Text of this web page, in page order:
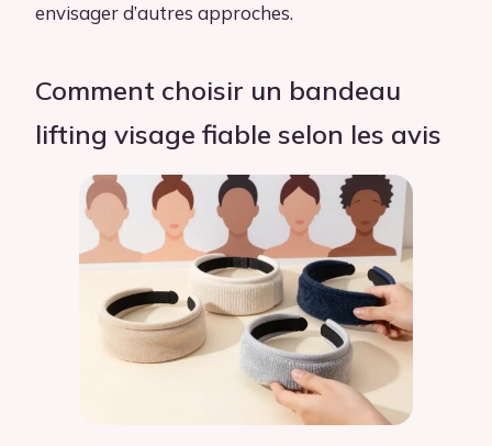
envisager d’autres approches.
Comment choisir un bandeau
lifting visage fiable selon les avis